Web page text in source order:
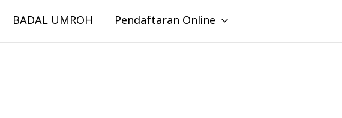
BADAL UMROH Pendaftaran Online